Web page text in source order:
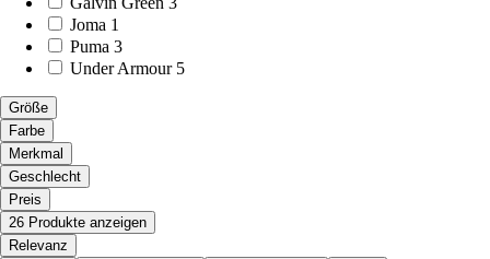
Joma 1
Puma 3
Under Armour 5
Größe
Farbe
Merkmal
Geschlecht
Preis
26 Produkte anzeigen
Relevanz